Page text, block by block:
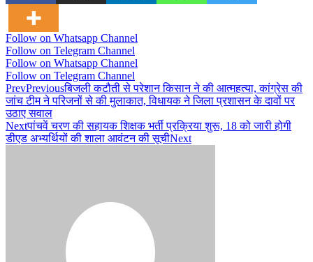
Follow on Whatsapp Channel
Follow on Telegram Channel
Follow on Whatsapp Channel
Follow on Telegram Channel
PrevPreviousबिजली कटौती से परेशान किसान ने की आत्महत्या, कांग्रेस की
जांच टीम ने परिजनों से की मुलाकात, विधायक ने जिला प्रशासन के दावों पर
उठाए सवाल
Nextपांचवें चरण की सहायक शिक्षक भर्ती प्रक्रिया शुरू, 18 को जारी होगी
डीएड अभ्यर्थियों की शाला आवंटन की सूचीNext